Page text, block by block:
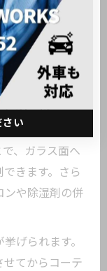
グ後は朝晩の
うになった」
活用術
大きな要因で
、ガラス面へ
きます。さら
ンや除湿剤の併
げられます。
せてからコーテ
い
さい